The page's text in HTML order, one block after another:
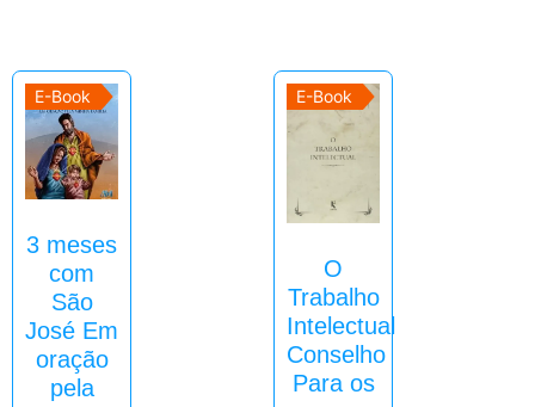
E-Book
3 meses
com
São
José Em
oração
pela
E-Book
O
Trabalho
Intelectual
Conselho
Para os